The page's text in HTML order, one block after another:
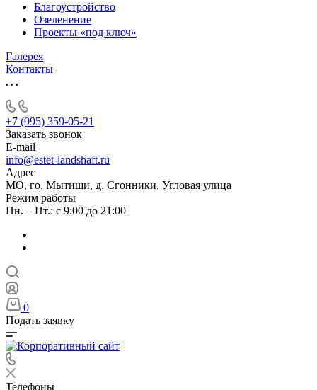
Благоустройство
Озеленение
Проекты «под ключ»
Галерея
Контакты
+7 (995) 359-05-21
Заказать звонок
E-mail
info@estet-landshaft.ru
Адрес
МО, го. Мытищи, д. Сгонники, Угловая улица
Режим работы
Пн. – Пт.: с 9:00 до 21:00
0
Подать заявку
Телефоны